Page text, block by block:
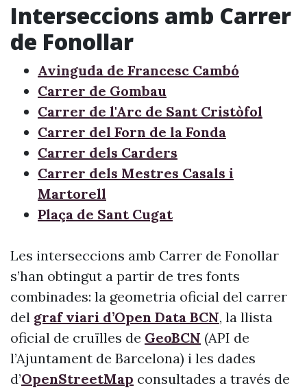
Interseccions amb Carrer
de Fonollar
Avinguda de Francesc Cambó
Carrer de Gombau
Carrer de l'Arc de Sant Cristòfol
Carrer del Forn de la Fonda
Carrer dels Carders
Carrer dels Mestres Casals i
Martorell
Plaça de Sant Cugat
Les interseccions amb Carrer de Fonollar
s’han obtingut a partir de tres fonts
combinades: la geometria oficial del carrer
del graf viari d’Open Data BCN, la llista
oficial de cruïlles de GeoBCN (API de
l’Ajuntament de Barcelona) i les dades
d’OpenStreetMap consultades a través de